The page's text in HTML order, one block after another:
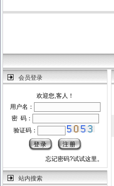
会员登录
欢迎您,客人！
用户名：
密 码：
验证码：
忘记密码?试试这里。
站内搜索